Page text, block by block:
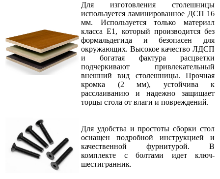
Для изготовления столешницы
используется ламинированное ДСП 16
мм. Используется только материал
класса Е1, который производится без
формальдегида и безопасен для
окружающих. Высокое качество ЛДСП
и богатая фактура расцветки
подчеркивают привлекательный
внешний вид столешницы. Прочная
кромка (2 мм), устойчива к
расслаиванию и надежно защищает
торцы стола от влаги и повреждений.
Для удобства и простоты сборки стол
оснащен подробной инструкцией и
качественной фурнитурой. В
комплекте с болтами идет ключ-
шестигранник.